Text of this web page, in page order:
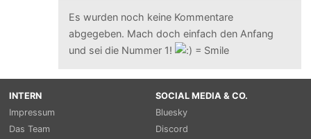
Es wurden noch keine Kommentare
abgegeben. Mach doch einfach den Anfang
und sei die Nummer 1!
INTERN
Impressum
Das Team
SOCIAL MEDIA & CO.
Bluesky
Discord